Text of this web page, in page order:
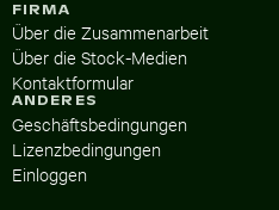
FIRMA
Über die Zusammenarbeit
Über die Stock-Medien
Kontaktformular
ANDERES
Geschäftsbedingungen
Lizenzbedingungen
Einloggen